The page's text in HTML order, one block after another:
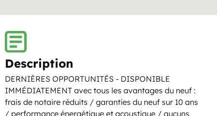
Description
DERNIÈRES OPPORTUNITÉS - DISPONIBLE
IMMÉDIATEMENT avec tous les avantages du neuf :
frais de notaire réduits / garanties du neuf sur 10 ans
/ performance énergétique et acoustique / aucuns